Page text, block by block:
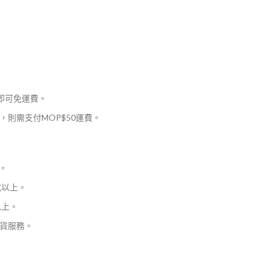
免運費。
則需支付MOP$50運費。
上。
。
服務。